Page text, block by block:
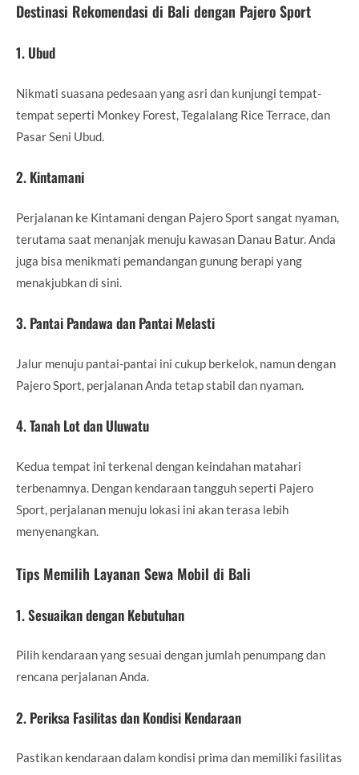
Destinasi Rekomendasi di Bali dengan Pajero Sport
1. Ubud
Nikmati suasana pedesaan yang asri dan kunjungi tempat-
tempat seperti Monkey Forest, Tegalalang Rice Terrace, dan
Pasar Seni Ubud.
2. Kintamani
Perjalanan ke Kintamani dengan Pajero Sport sangat nyaman,
terutama saat menanjak menuju kawasan Danau Batur. Anda
juga bisa menikmati pemandangan gunung berapi yang
menakjubkan di sini.
3. Pantai Pandawa dan Pantai Melasti
Jalur menuju pantai-pantai ini cukup berkelok, namun dengan
Pajero Sport, perjalanan Anda tetap stabil dan nyaman.
4. Tanah Lot dan Uluwatu
Kedua tempat ini terkenal dengan keindahan matahari
terbenamnya. Dengan kendaraan tangguh seperti Pajero
Sport, perjalanan menuju lokasi ini akan terasa lebih
menyenangkan.
Tips Memilih Layanan Sewa Mobil di Bali
1. Sesuaikan dengan Kebutuhan
Pilih kendaraan yang sesuai dengan jumlah penumpang dan
rencana perjalanan Anda.
2. Periksa Fasilitas dan Kondisi Kendaraan
Pastikan kendaraan dalam kondisi prima dan memiliki fasilitas